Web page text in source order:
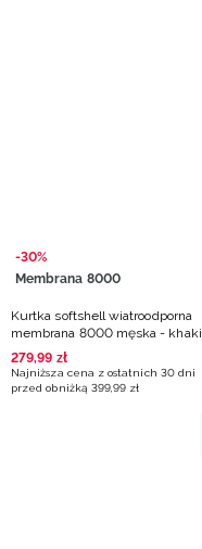
-30%
Membrana 8000
Kurtka softshell wiatroodporna
membrana 8000 męska - khaki
279,99 zł
Najniższa cena z ostatnich 30 dni
przed obniżką 399,99 zł